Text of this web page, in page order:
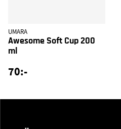
UMARA
Awesome Soft Cup 200
ml
70:-